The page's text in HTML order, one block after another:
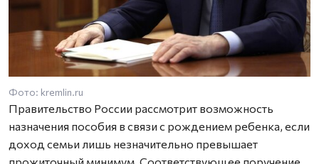
Фото: kremlin.ru
Правительство России рассмотрит возможность
назначения пособия в связи с рождением ребенка, если
доход семьи лишь незначительно превышает